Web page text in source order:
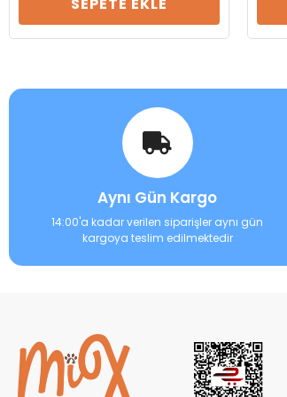
Aynı Gün Kargo
14:00'a kadar verilen siparişler aynı gün
kargoya teslim edilmektedir